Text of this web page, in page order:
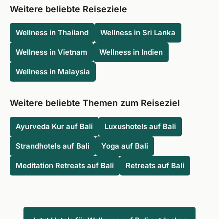
Sie immer darauf achten, dass das dortige Angebot Ihren
außerdem, ob Sie eine ländliche Region bevorzugen oder
jeden Morgen mit dem Blick aufs Meer aufwachen
möchten.
Weitere beliebte Reiseziele
Wellness in Thailand Wellness in Sri Lanka
Wellness in Vietnam Wellness in Indien
Wellness in Malaysia
Weitere beliebte Themen zum Reiseziel
Ayurveda Kur auf Bali Luxushotels auf Bali
Strandhotels auf Bali Yoga auf Bali
Meditation Retreats auf Bali Retreats auf Bali